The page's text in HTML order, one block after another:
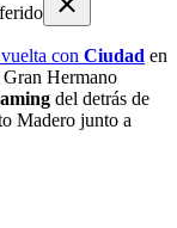
con Ciudad en
Gran Hermano
del detrás de
Madero junto a